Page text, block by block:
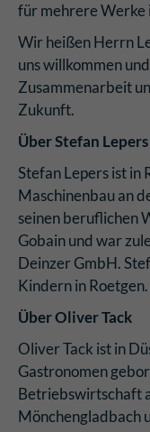
für mehrere Werke
Wir heißen Herrn
uns willkommen
Zusammenarbeit
Zukunft.
Über Stefan Lepers
Stefan Lepers ist in
Maschinenbau an
seinen beruflichen
Gobain und war
Deinzer GmbH.
Kindern in Roetgen.
Über Oliver Tack
Oliver Tack ist in
Gastronomen
Betriebswirtschaft
Mönchengladbach